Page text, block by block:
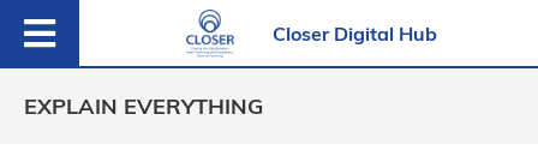
Closer Digital Hub
EXPLAIN EVERYTHING